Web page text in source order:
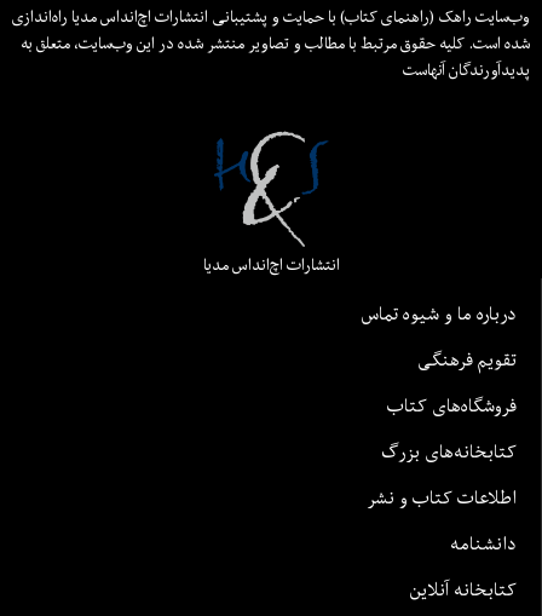
وب‌سایت راهک (راهنمای کتاب) با حمایت و پشتیبانی انتشارات اچ‌اند‌اس مدیا راه‌اندازی
شده است. کلیه حقوق مرتبط با مطالب و تصاویر منتشر شده در این وب‌سایت، متعلق به
پدیدآورندگان آنهاست
انتشارات اچ‌اند‌اس مدیا
درباره ما و شیوه تماس
تقویم فرهنگی
فروشگاه‌های کتاب
کتابخانه‌های بزرگ
اطلاعات کتاب و نشر
دانشنامه
کتابخانه آنلاین